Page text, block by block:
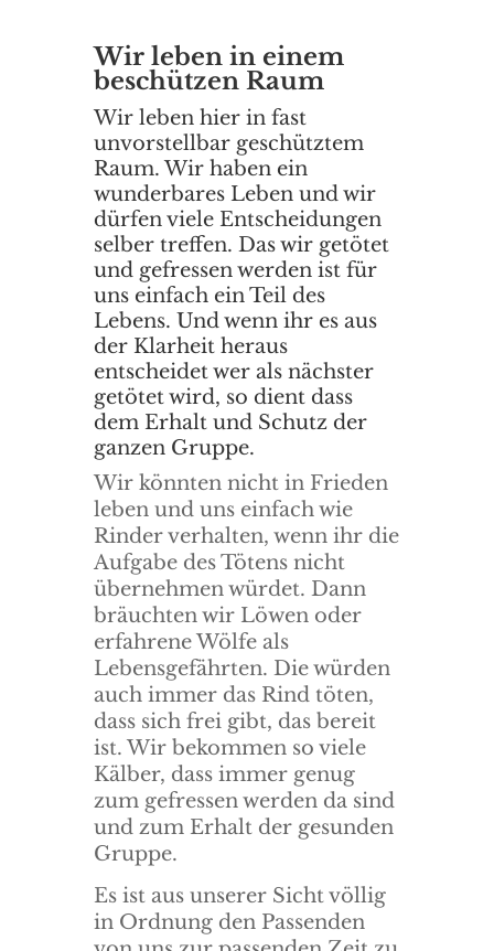
Wir leben in einem
beschützen Raum
Wir leben hier in fast
unvorstellbar geschütztem
Raum. Wir haben ein
wunderbares Leben und wir
dürfen viele Entscheidungen
selber treffen. Das wir getötet
und gefressen werden ist für
uns einfach ein Teil des
Lebens. Und wenn ihr es aus
der Klarheit heraus
entscheidet wer als nächster
getötet wird, so dient dass
dem Erhalt und Schutz der
ganzen Gruppe.
Wir könnten nicht in Frieden
leben und uns einfach wie
Rinder verhalten, wenn ihr die
Aufgabe des Tötens nicht
übernehmen würdet. Dann
bräuchten wir Löwen oder
erfahrene Wölfe als
Lebensgefährten. Die würden
auch immer das Rind töten,
dass sich frei gibt, das bereit
ist. Wir bekommen so viele
Kälber, dass immer genug
zum gefressen werden da sind
und zum Erhalt der gesunden
Gruppe.
Es ist aus unserer Sicht völlig
in Ordnung den Passenden